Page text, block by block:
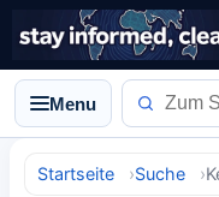
Menu
Startseite Suche